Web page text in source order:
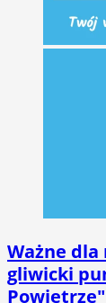
Ważne dla
gliwicki
Powietrze"